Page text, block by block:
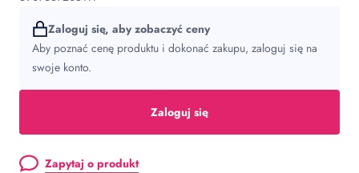
Zaloguj się, aby zobaczyć ceny
Aby poznać cenę produktu i dokonać zakupu, zaloguj się na
swoje konto.
Zaloguj się
Zapytaj o produkt